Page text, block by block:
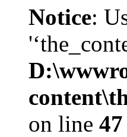
Notice:
on line 47